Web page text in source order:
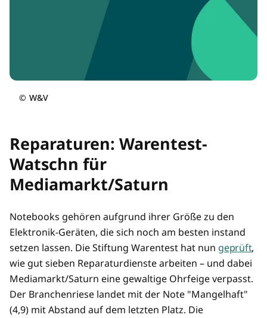
© W&V
Reparaturen: Warentest-
Watschn für
Mediamarkt/Saturn
Notebooks gehören aufgrund ihrer Größe zu den
Elektronik-Geräten, die sich noch am besten instand
setzen lassen. Die Stiftung Warentest hat nun geprüft,
wie gut sieben Reparaturdienste arbeiten – und dabei
Mediamarkt/Saturn eine gewaltige Ohrfeige verpasst.
Der Branchenriese landet mit der Note "Mangelhaft"
(4,9) mit Abstand auf dem letzten Platz. Die